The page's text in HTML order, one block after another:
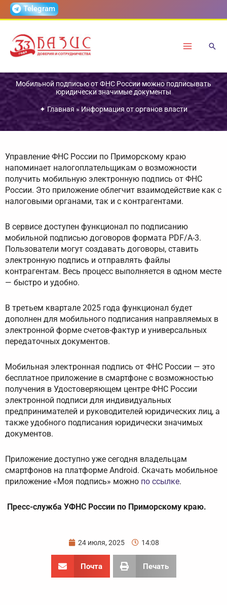
ПерейтиTelegram
Мобильной подписью от ФНС России можно подписывать
юридически значимые документы
✦ Главная » Информация от органов власти
Управление ФНС России по Приморскому краю
напоминает налогоплательщикам о возможности
получить мобильную электронную подпись от ФНС
России. Это приложение облегчит взаимодействие как с
налоговыми органами, так и с контрагентами.
В сервисе доступен функционал по подписанию
мобильной подписью договоров формата PDF/A-3.
Пользователи могут создавать договоры, ставить
электронную подпись и отправлять файлы
контрагентам. Весь процесс выполняется в одном месте
— быстро и удобно.
В третьем квартале 2025 года функционал будет
дополнен для мобильного подписания направляемых в
электронной форме счетов-фактур и универсальных
передаточных документов.
Мобильная электронная подпись от ФНС России — это
бесплатное приложение в смартфоне с возможностью
получения в Удостоверяющем центре ФНС России
электронной подписи для индивидуальных
предпринимателей и руководителей юридических лиц, а
также удобного подписания юридически значимых
документов.
Приложение доступно уже сегодня владельцам
смартфонов на платформе Android. Скачать мобильное
приложение «Моя подпись» можно по ссылке.
Пресс-служба УФНС России по Приморскому краю.
24 июля, 2025 14:08
Почта Печать